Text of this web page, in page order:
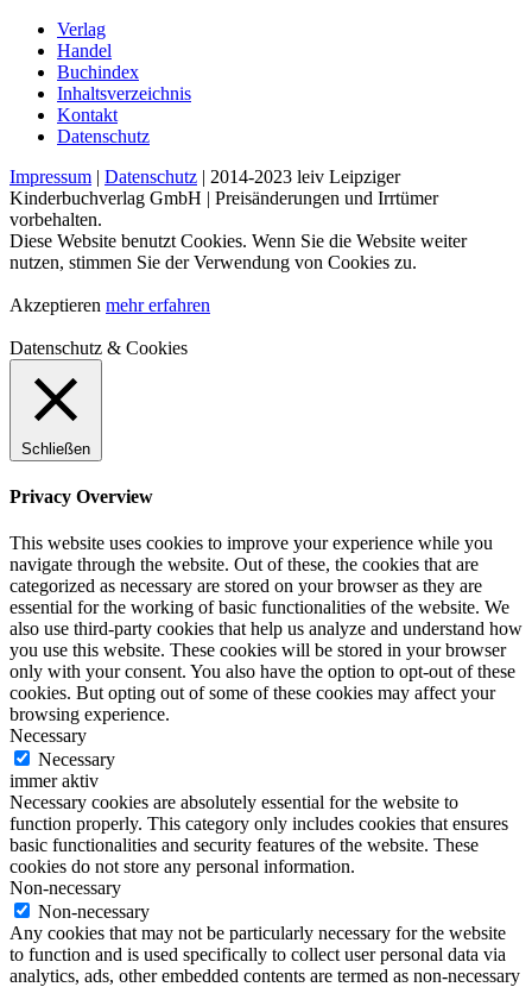
Verlag
Handel
Buchindex
Inhaltsverzeichnis
Kontakt
Datenschutz
Impressum | Datenschutz | 2014-2023 leiv Leipziger
Kinderbuchverlag GmbH | Preisänderungen und Irrtümer
vorbehalten.
Diese Website benutzt Cookies. Wenn Sie die Website weiter
nutzen, stimmen Sie der Verwendung von Cookies zu.
Akzeptieren mehr erfahren
Datenschutz & Cookies
Schließen
Privacy Overview
This website uses cookies to improve your experience while you
navigate through the website. Out of these, the cookies that are
categorized as necessary are stored on your browser as they are
essential for the working of basic functionalities of the website. We
also use third-party cookies that help us analyze and understand how
you use this website. These cookies will be stored in your browser
only with your consent. You also have the option to opt-out of these
cookies. But opting out of some of these cookies may affect your
browsing experience.
Necessary
Necessary
immer aktiv
Necessary cookies are absolutely essential for the website to
function properly. This category only includes cookies that ensures
basic functionalities and security features of the website. These
cookies do not store any personal information.
Non-necessary
Non-necessary
Any cookies that may not be particularly necessary for the website
to function and is used specifically to collect user personal data via
analytics, ads, other embedded contents are termed as non-necessary